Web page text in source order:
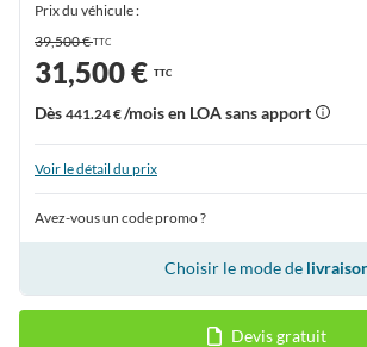
Prix du véhicule :
39,500 €TTC
31,500 € TTC
Dès 441.24 €/mois en LOA sans apport
Voir le détail du prix
Avez-vous un code promo ?
Choisir le mode de
Devis gratuit